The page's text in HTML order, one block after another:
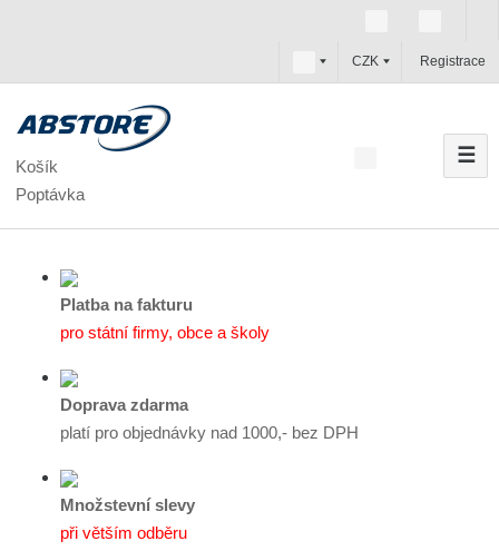
c
z
CZK Registrace
Košík
Poptávka
☰
Platba na fakturu
pro státní firmy, obce a školy
Doprava zdarma
platí pro objednávky nad 1000,- bez DPH
Množstevní slevy
při větším odběru